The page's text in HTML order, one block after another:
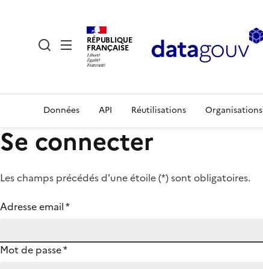
RÉPUBLIQUE
FRANÇAISE
Données API Réutilisations Organisations
Se connecter
Les champs précédés d'une étoile (*) sont obligatoires.
Adresse email*
Mot de passe*